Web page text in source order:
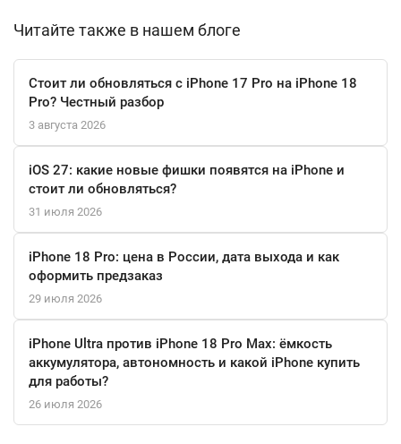
технологий, включая 5G, NFC и Wi-Fi 802.11 a/b/g/n/ac/ax, что
геолокации GPS и ГЛОНАСС обеспечивает точное
позиционирование в любых условиях.
Смартфон также совместим с Galaxy Wearables, такими как
Galaxy Buds и Galaxy Watch, что позволяет вам легко
интегрировать его в ваш цифровой экосистему. В дополнение,
поддержка Samsung DeX позволяет использовать смартфон
клавиатуре.
С Samsung Galaxy S25+ вы получаете не просто смартфон, а
жизни, работе и развлечениях.
Читайте также в нашем блоге
Стоит ли обновляться с iPhone 17 Pro на iPhone 18
Pro? Честный разбор
3 августа 2026
iOS 27: какие новые фишки появятся на iPhone и
стоит ли обновляться?
31 июля 2026
iPhone 18 Pro: цена в России, дата выхода и как
оформить предзаказ
29 июля 2026
iPhone Ultra против iPhone 18 Pro Max: ёмкость
аккумулятора, автономность и какой iPhone купить
для работы?
26 июля 2026